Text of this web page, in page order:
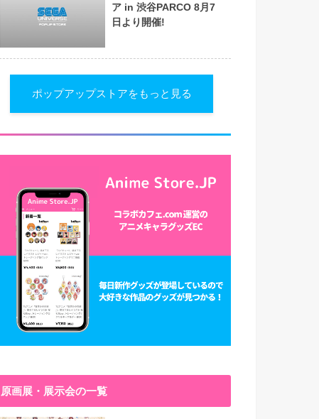
ア in 渋谷PARCO 8月7
日より開催!
ポップアップストアをもっと見る
原画展・展示会の一覧